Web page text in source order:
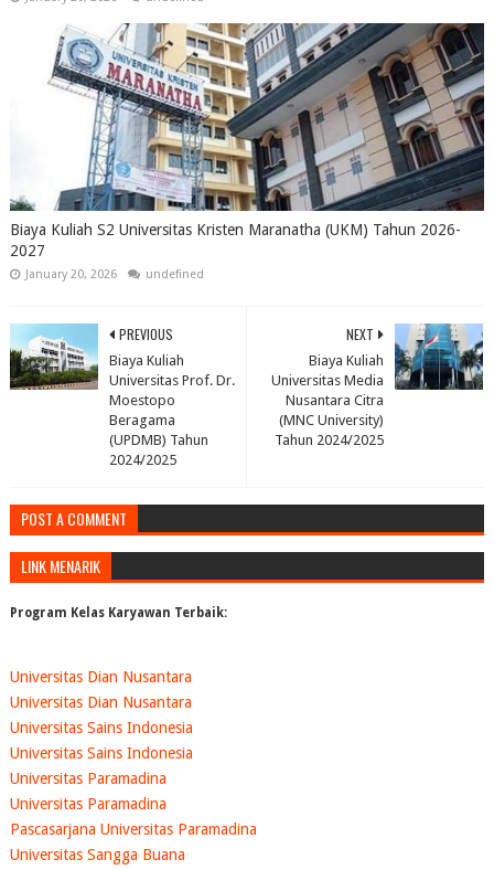
Biaya Kuliah S2 Universitas Kristen Maranatha (UKM) Tahun 2026-
2027
January 20, 2026 undefined
NEXT
Biaya Kuliah
Universitas Media
Nusantara Citra
(MNC University)
Tahun 2024/2025
PREVIOUS
Biaya Kuliah
Universitas Prof. Dr.
Moestopo
Beragama
(UPDMB) Tahun
2024/2025
POST A COMMENT
LINK MENARIK
Program Kelas Karyawan Terbaik:
Universitas Dian Nusantara
Universitas Dian Nusantara
Universitas Sains Indonesia
Universitas Sains Indonesia
Universitas Paramadina
Universitas Paramadina
Pascasarjana Universitas Paramadina
Universitas Sangga Buana